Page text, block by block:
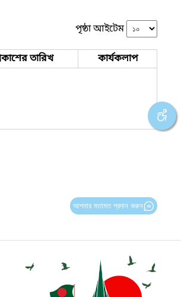
পৃষ্ঠা আইটেম
তারিখ কার্যকলাপ
আপনার মতামত প্রদান করুন